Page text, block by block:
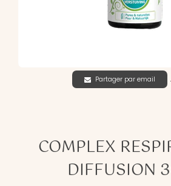
Partager par email
COMPLEX
DIFFUSION